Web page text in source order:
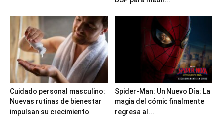
Cuidado personal masculino:
Nuevas rutinas de bienestar
impulsan su crecimiento
Spider-Man: Un Nuevo Día: La
magia del cómic finalmente
regresa al...